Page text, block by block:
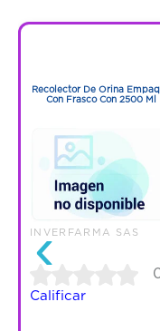
‹
Recolector De Orina
Con Frasco Con 2500 Ml
INVERFARMA SAS
Calificar